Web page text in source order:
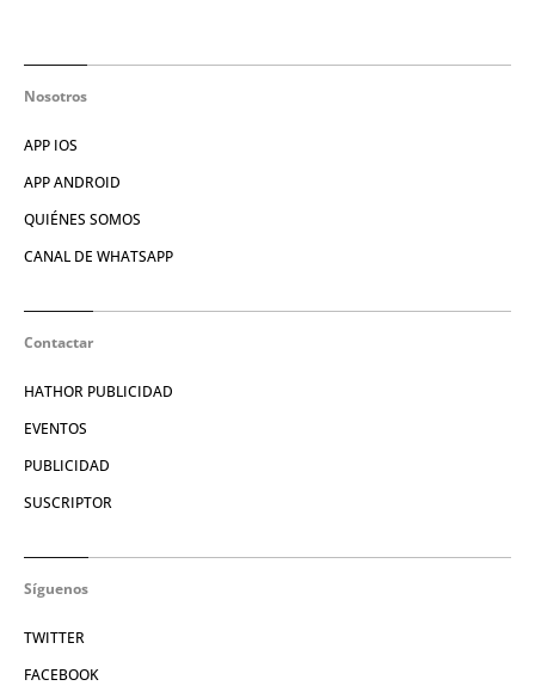
Nosotros
APP IOS
APP ANDROID
QUIÉNES SOMOS
CANAL DE WHATSAPP
Contactar
HATHOR PUBLICIDAD
EVENTOS
PUBLICIDAD
SUSCRIPTOR
Síguenos
TWITTER
FACEBOOK